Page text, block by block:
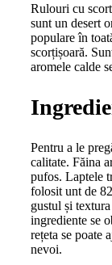
Rulouri cu
sunt un desert
populare în
scorțișoară.
aromele calde
Pentru a le
calitate. Făina
pufos. Laptele
folosit unt de
gustul și
ingrediente se
rețeta se poate
nevoi.